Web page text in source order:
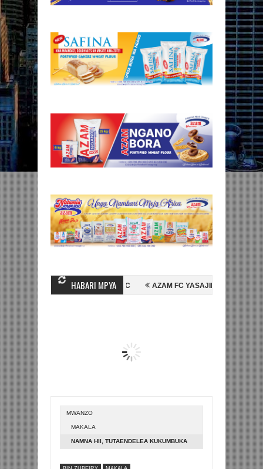
HABARI MPYA
WA MASHUJAA FC AZAM FC YASAJILI WINGA MGANDA,
KOMBE LA DUNIA BETPAWA YADHAMINI LIGI YA KIKAPU DAR ES
MWANZO
MAKALA
NAMNA HII, TUTAENDELEA KUKUMBUKA